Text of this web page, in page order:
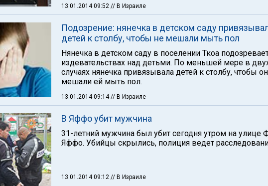
13.01.2014 09:52 // В Израиле
Подозрение: нянечка в детском саду
детей к столбу, чтобы не мешали мыть пол
Нянечка в детском саду в поселении Ткоа
издевательствах над детьми. По меньшей мере в
случаях нянечка привязывала детей к столбу, чтобы
мешали ей мыть пол.
13.01.2014 09:14// В Израиле
В Яффо убит мужчина
31-летний мужчина был убит сегодня утром на улице
Яффо. Убийцы скрылись, полиция ведет
13.01.2014 09:12 // В Израиле